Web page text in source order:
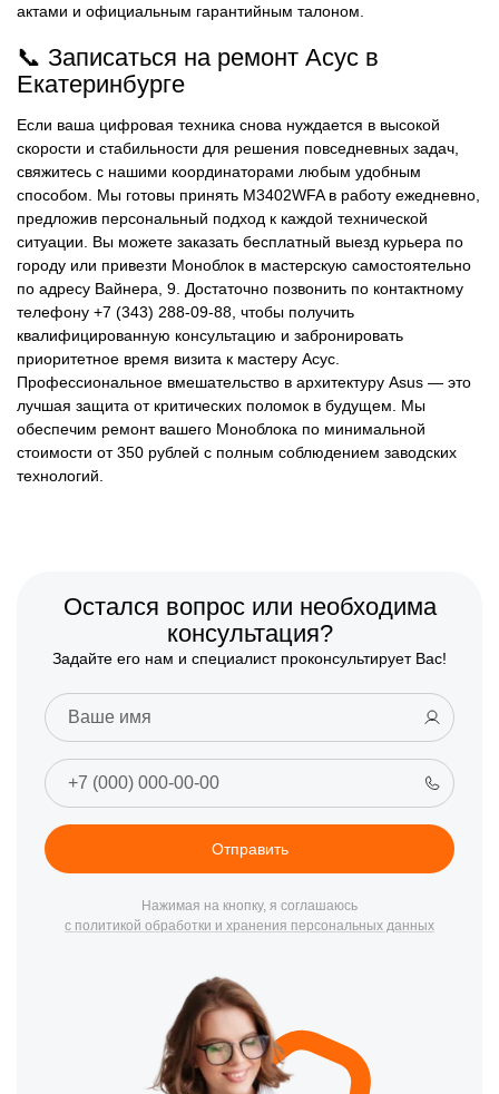
актами и официальным гарантийным талоном.
📞 Записаться на ремонт Асус в
Екатеринбурге
Если ваша цифровая техника снова нуждается в высокой
скорости и стабильности для решения повседневных задач,
свяжитесь с нашими координаторами любым удобным
способом. Мы готовы принять M3402WFA в работу ежедневно,
предложив персональный подход к каждой технической
ситуации. Вы можете заказать бесплатный выезд курьера по
городу или привезти Моноблок в мастерскую самостоятельно
по адресу ​Вайнера, 9. Достаточно позвонить по контактному
телефону +7 (343) 288-09-88, чтобы получить
квалифицированную консультацию и забронировать
приоритетное время визита к мастеру Асус.
Профессиональное вмешательство в архитектуру Asus — это
лучшая защита от критических поломок в будущем. Мы
обеспечим ремонт вашего Моноблока по минимальной
стоимости от 350 рублей с полным соблюдением заводских
технологий.
Остался вопрос или необходима
консультация?
Задайте его нам и специалист проконсультирует Вас!
Отправить
Нажимая на кнопку, я соглашаюсь
с политикой обработки и хранения персональных данных